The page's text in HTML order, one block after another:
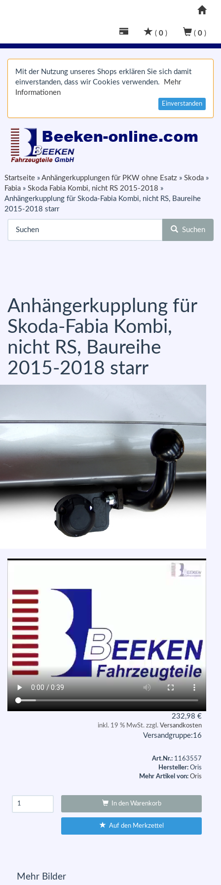
( 0 ) ( 0 )
Mit der Nutzung unseres Shops erklären Sie sich damit
einverstanden, dass wir Cookies verwenden.
Mehr
Informationen
Einverstanden
Startseite » Anhängerkupplungen für PKW ohne Esatz » Skoda »
Fabia » Skoda Fabia Kombi, nicht RS 2015-2018 »
Anhängerkupplung für Skoda-Fabia Kombi, nicht RS, Baureihe
2015-2018 starr
Suchen
Anhängerkupplung für
Skoda-Fabia Kombi,
nicht RS, Baureihe
2015-2018 starr
232,98 €
inkl. 19 % MwSt. zzgl. Versandkosten
Versandgruppe:16
Art.Nr.: 1163557
Hersteller: Oris
Mehr Artikel von: Oris
In den Warenkorb
Auf den Merkzettel
Mehr Bilder